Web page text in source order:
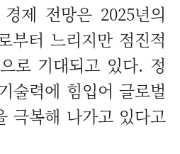
제 전망은 2025년의
부터 느리지만 점진적
로 기대되고 있다. 정
술력에 힘입어 글로벌
극복해 나가고 있다고